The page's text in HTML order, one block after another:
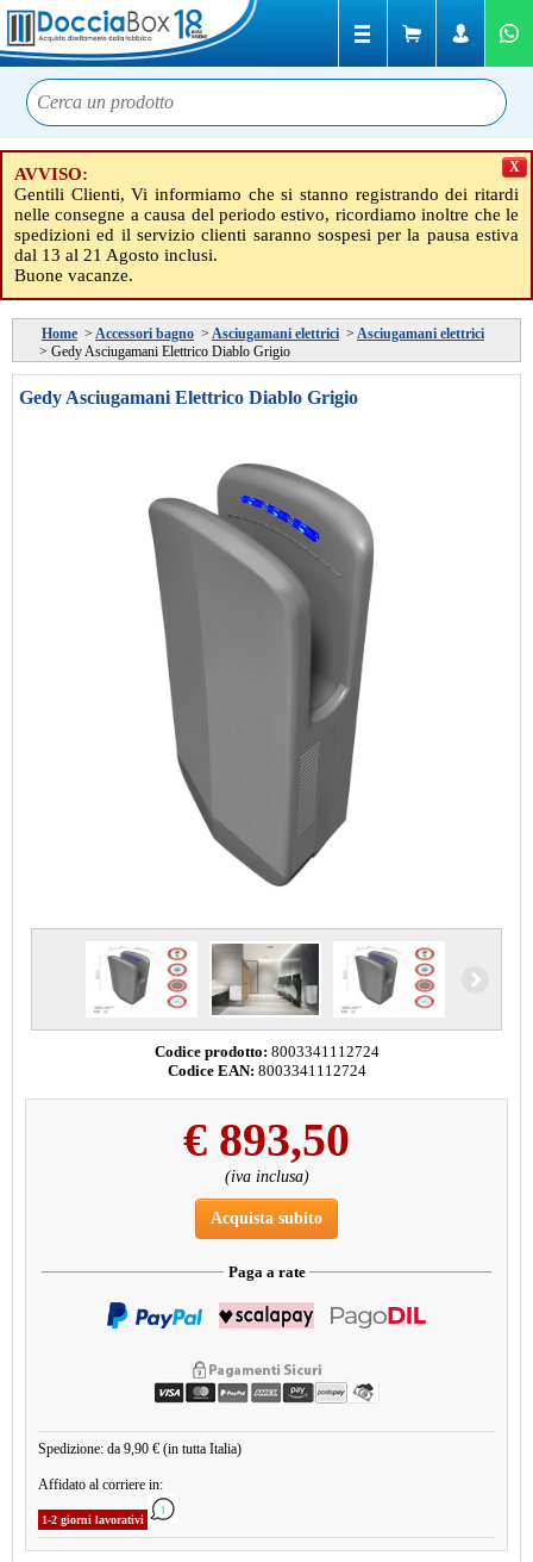
AVVISO:
Gentili Clienti, Vi informiamo che si stanno registrando dei ritardi
nelle consegne a causa del periodo estivo, ricordiamo inoltre che le
spedizioni ed il servizio clienti saranno sospesi per la pausa estiva
dal 13 al 21 Agosto inclusi.
Buone vacanze.
X
Home > Accessori bagno > Asciugamani elettrici > Asciugamani elettrici
> Gedy Asciugamani Elettrico Diablo Grigio
Gedy Asciugamani Elettrico Diablo Grigio
Codice prodotto: 8003341112724
Codice EAN: 8003341112724
€ 893,50
(iva inclusa)
Acquista subito
Paga a rate
Spedizione: da 9,90 € (in tutta Italia)
Affidato al corriere in:
1-2 giorni lavorativi